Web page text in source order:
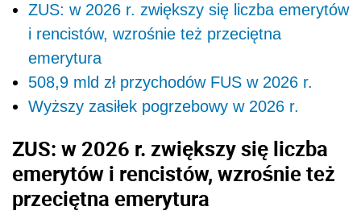
ZUS: w 2026 r. zwiększy się liczba emerytów
i rencistów, wzrośnie też przeciętna
emerytura
508,9 mld zł przychodów FUS w 2026 r.
Wyższy zasiłek pogrzebowy w 2026 r.
ZUS: w 2026 r. zwiększy się liczba
emerytów i rencistów, wzrośnie też
przeciętna emerytura